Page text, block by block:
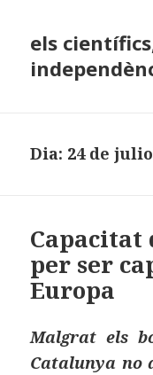
els
Dia: 24 de
Capacitat
per ser
Europa
Malgrat els
Catalunya no